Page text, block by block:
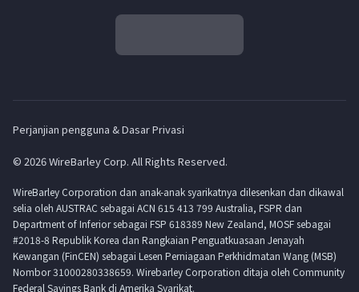
Perjanjian pengguna & Dasar Privasi
© 2026 WireBarley Corp. All Rights Reserved.
WireBarley Corporation dan anak-anak syarikatnya dilesenkan dan dikawal
selia oleh AUSTRAC sebagai ACN 615 413 799 Australia, FSPR dan
Department of Inferior sebagai FSP 618389 New Zealand, MOSF sebagai
#2018-8 Republik Korea dan Rangkaian Penguatkuasaan Jenayah
Kewangan (FinCEN) sebagai Lesen Perniagaan Perkhidmatan Wang (MSB)
Nombor 31000280338659. Wirebarley Corporation ditaja oleh Community
Federal Savings Bank di Amerika Syarikat.